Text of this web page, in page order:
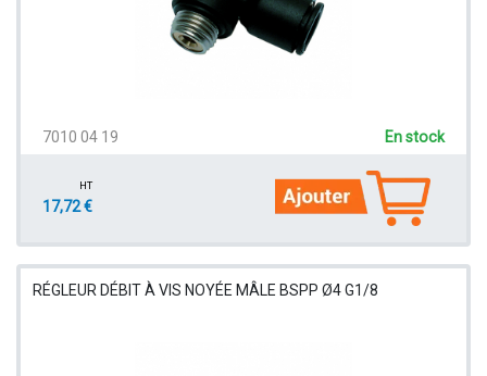
7010 04 19 En stock
HT
17,72 €
RÉGLEUR DÉBIT À VIS NOYÉE MÂLE BSPP Ø4 G1/8